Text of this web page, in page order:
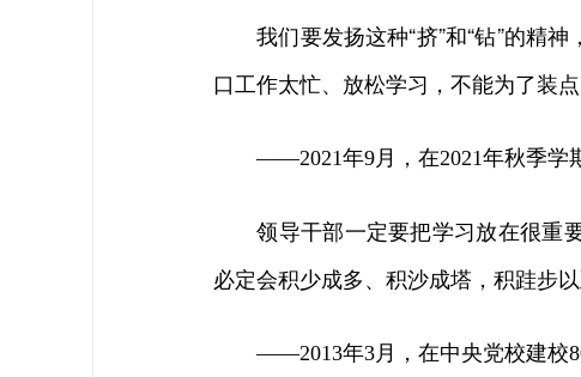
我们要发扬这种“挤”和“钻”的精神
口工作太忙、放松学习，不能为了装点
——2021年9月，在2021年秋季学
领导干部一定要把学习放在很重要
必定会积少成多、积沙成塔，积跬步以
——2013年3月，在中央党校建校